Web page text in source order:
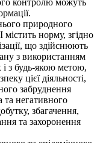
природного
норму, згідно
що здійснюють
з використанням
з будь-якою метою,
цієї діяльності,
забруднення
негативного
збагачення,
та захоронення